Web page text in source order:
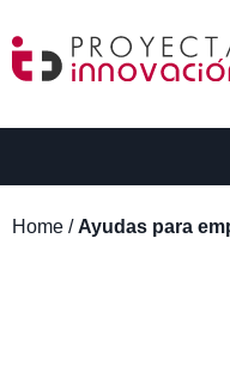
Home / Ayudas para